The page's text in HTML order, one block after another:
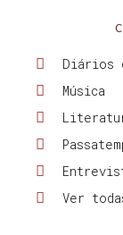
Diários
Música
Ver